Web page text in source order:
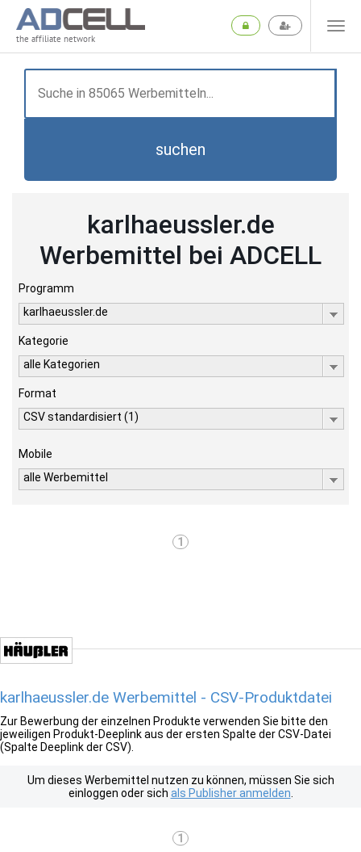
the affiliate network
suchen
karlhaeussler.de
Werbemittel bei ADCELL
Programm
karlhaeussler.de
Kategorie
alle Kategorien
Format
CSV standardisiert (1)
Mobile
alle Werbemittel
1
karlhaeussler.de Werbemittel - CSV-Produktdatei
Zur Bewerbung der einzelnen Produkte verwenden Sie bitte den
jeweiligen Produkt-Deeplink aus der ersten Spalte der CSV-Datei
(Spalte Deeplink der CSV).
Um dieses Werbemittel nutzen zu können, müssen Sie sich
einloggen oder sich als Publisher anmelden
1